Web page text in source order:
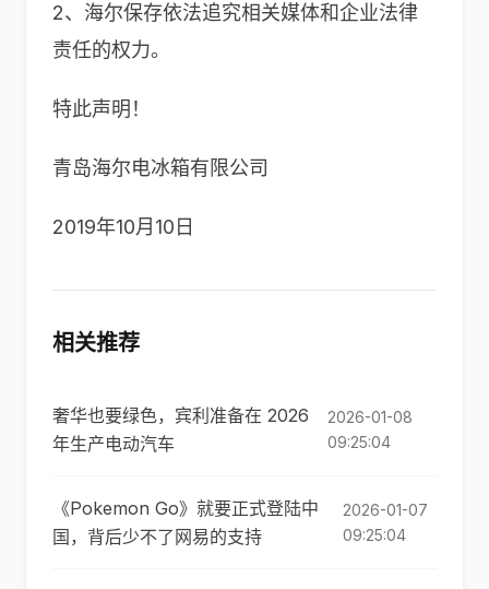
2、海尔保存依法追究相关媒体和企业法律
责任的权力。
特此声明！
青岛海尔电冰箱有限公司
2019年10月10日
相关推荐
奢华也要绿色，宾利准备在 2026
年生产电动汽车
2026-01-08
09:25:04
《Pokemon Go》就要正式登陆中
国，背后少不了网易的支持
2026-01-07
09:25:04